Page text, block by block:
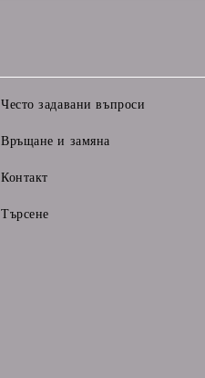
Често задавани въпроси
Връщане и замяна
Контакт
Търсене